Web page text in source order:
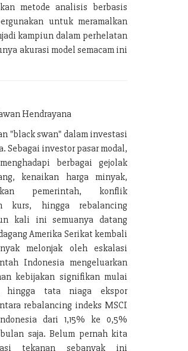
metode analisis berbasis
untuk meramalkan
kampiun dalam perhelatan
akurasi model semacam ini
Hendrayana
"black swan" dalam investasi
Sebagai investor pasar modal,
berbagai gejolak
kenaikan harga minyak,
pemerintah, konflik
kurs, hingga rebalancing
kali ini semuanya datang
Amerika Serikat kembali
melonjak oleh eskalasi
Indonesia mengeluarkan
kebijakan signifikan mulai
tata niaga ekspor
rebalancing indeks MSCI
dari 1,15% ke 0,5%
saja. Belum pernah kita
tekanan sebanyak ini